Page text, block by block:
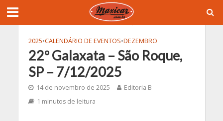
2025•CALENDÁRIO DE EVENTOS•DEZEMBRO
22º Galaxata – São Roque,
SP – 7/12/2025
14 de novembro de 2025
Editoria B
1 minutos de leitura